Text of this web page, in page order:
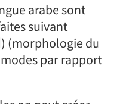
arabe sont
suivant
par rapport